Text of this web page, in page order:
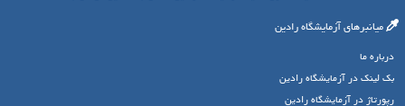
میانبرهای آزمایشگاه رادین
درباره ما
بک لینک در آزمایشگاه رادین
رپورتاژ در آزمایشگاه رادین